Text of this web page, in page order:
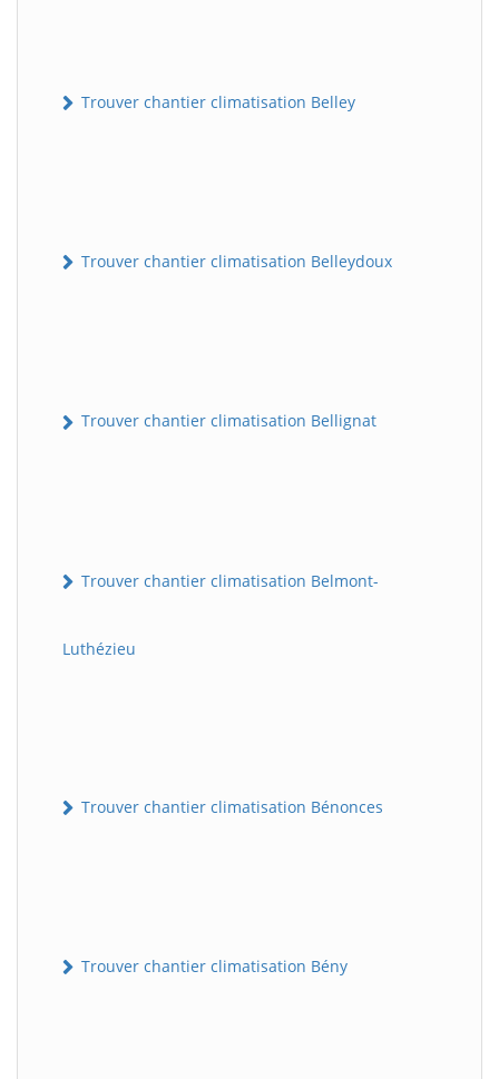
Trouver chantier climatisation Belley
Trouver chantier climatisation Belleydoux
Trouver chantier climatisation Bellignat
Trouver chantier climatisation Belmont-
Luthézieu
Trouver chantier climatisation Bénonces
Trouver chantier climatisation Bény